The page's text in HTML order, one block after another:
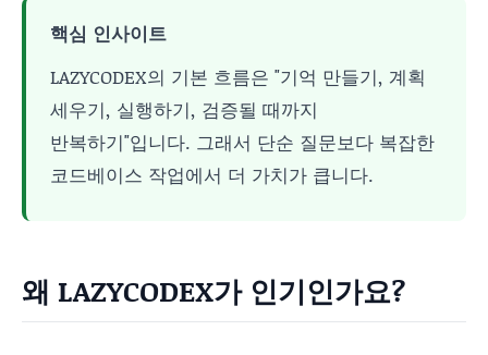
핵심 인사이트
LAZYCODEX의 기본 흐름은 "기억 만들기, 계획
세우기, 실행하기, 검증될 때까지
반복하기"입니다. 그래서 단순 질문보다 복잡한
코드베이스 작업에서 더 가치가 큽니다.
왜 LAZYCODEX가 인기인가요?